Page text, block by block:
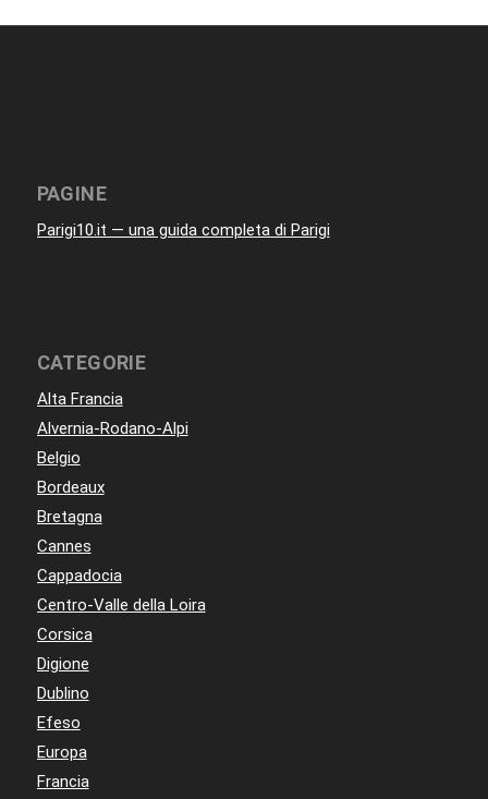
PAGINE
Parigi10.it — una guida completa di Parigi
CATEGORIE
Alta Francia
Alvernia-Rodano-Alpi
Belgio
Bordeaux
Bretagna
Cannes
Cappadocia
Centro-Valle della Loira
Corsica
Digione
Dublino
Efeso
Europa
Francia